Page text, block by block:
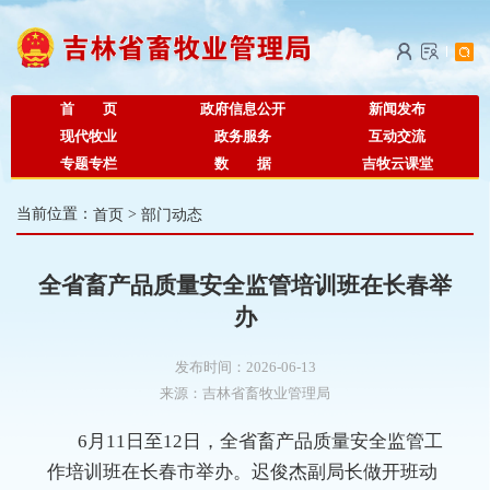
首 页 政府信息公开
新闻发布
现代牧业
政务服务
互动交流
专题专栏
数 据 吉牧云课堂
当前位置： 首页 > 部门动态
全省畜产品质量安全监管培训班在长春举
办
发布时间：2026-06-13
来源： 吉林省畜牧业管理局
6月11日至12日，全省畜产品质量安全监管工
作培训 班在长春市举办。 迟俊杰副局长做开班动